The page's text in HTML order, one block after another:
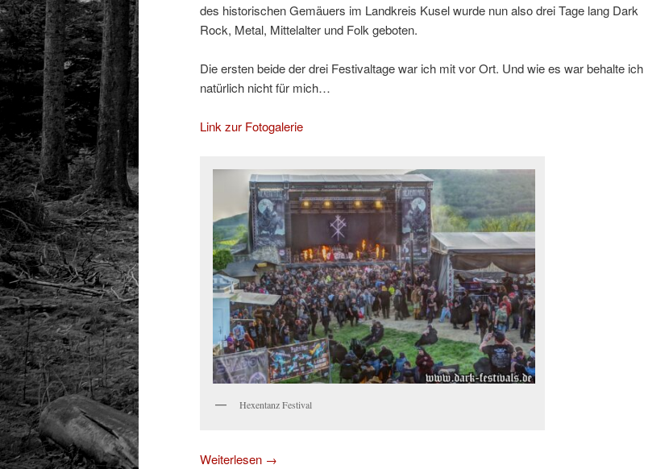
des historischen Gemäuers im Landkreis Kusel wurde nun also drei Tage lang Dark
Rock, Metal, Mittelalter und Folk geboten.
Die ersten beide der drei Festivaltage war ich mit vor Ort. Und wie es war behalte ich
natürlich nicht für mich…
Link zur Fotogalerie
Hexentanz Festival
Weiterlesen →